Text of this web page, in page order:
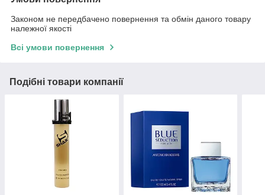
Законом не передбачено повернення та обмін даного товару
належної якості
Всі умови повернення
Подібні товари компанії